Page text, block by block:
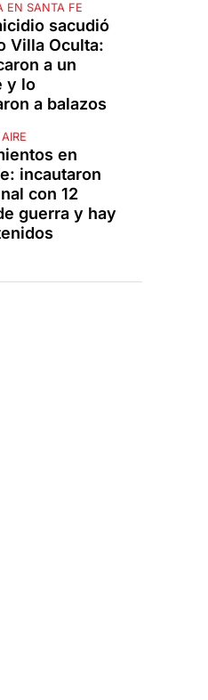
EN SANTA FE
sacudió
Villa Oculta:
a un
y lo
a balazos
en
incautaron
con 12
guerra y hay